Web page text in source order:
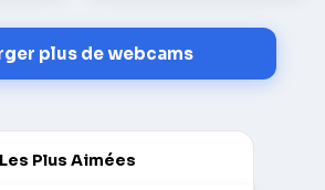
plus de webcams
Plus Aimées